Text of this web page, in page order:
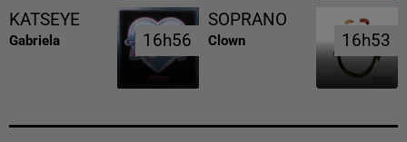
KATSEYE
Gabriela 16h56
16h56
SOPRANO
Clown 16h53
16h53